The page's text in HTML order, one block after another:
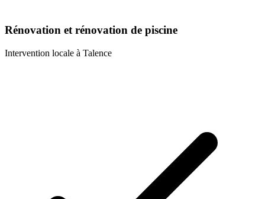
Rénovation et rénovation de piscine
Intervention locale à Talence